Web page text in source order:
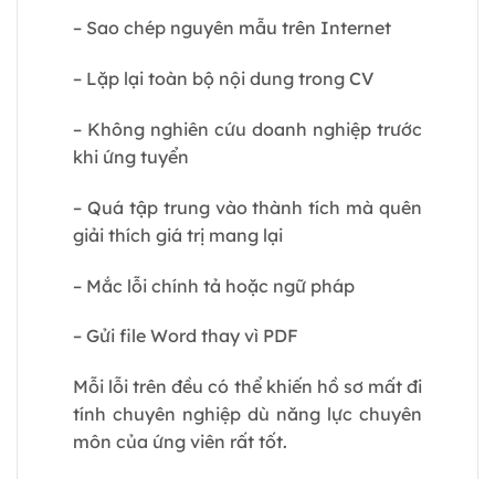
– Sao chép nguyên mẫu trên Internet
– Lặp lại toàn bộ nội dung trong CV
– Không nghiên cứu doanh nghiệp trước
khi ứng tuyển
– Quá tập trung vào thành tích mà quên
giải thích giá trị mang lại
– Mắc lỗi chính tả hoặc ngữ pháp
– Gửi file Word thay vì PDF
Mỗi lỗi trên đều có thể khiến hồ sơ mất đi
tính chuyên nghiệp dù năng lực chuyên
môn của ứng viên rất tốt.